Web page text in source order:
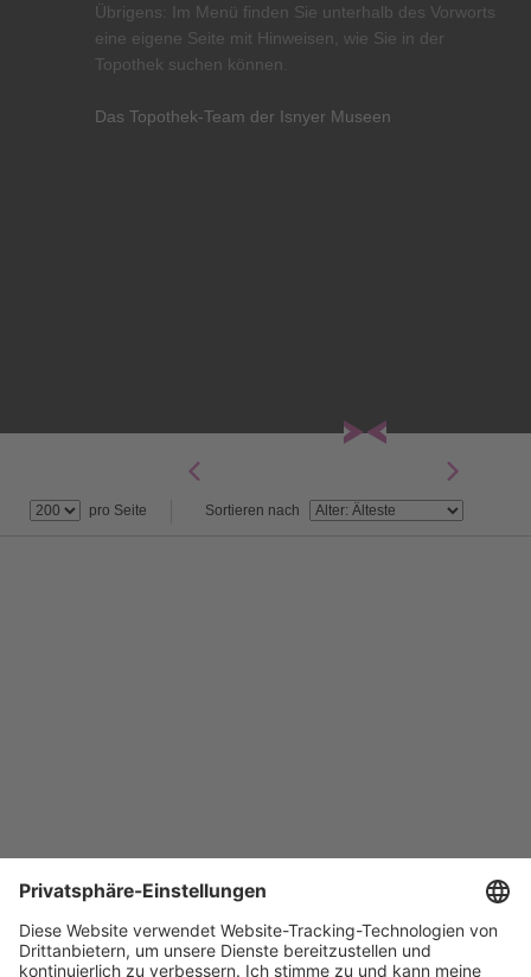
Übrigens: Im Menü finden Sie unterhalb des Vorworts
eine eigene Seite mit Hinweisen, wie Sie in der
Topothek suchen können.
Das Topothek-Team der Isnyer Museen
pro Seite Sortieren nach